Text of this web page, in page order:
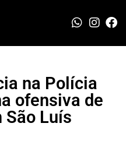
na Polícia
ofensiva de
Luís